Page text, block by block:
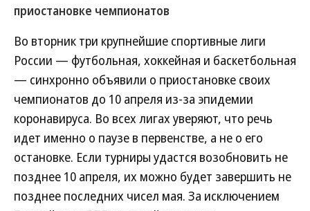
приостановке чемпионатов
Во вторник три крупнейшие спортивные лиги
России — футбольная, хоккейная и баскетбольная
— синхронно объявили о приостановке своих
чемпионатов до 10 апреля из-за эпидемии
коронавируса. Во всех лигах уверяют, что речь
идет именно о паузе в первенстве, а не о его
остановке. Если турниры удастся возобновить не
позднее 10 апреля, их можно будет завершить не
позднее последних чисел мая. За исключением